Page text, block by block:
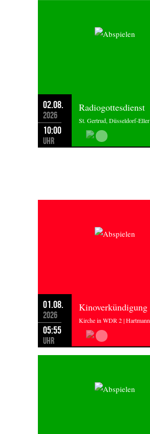
02.08.
2026
10:00
Uhr
Radiogottesdienst
St. Gertrud, Düsseldorf-Eller
01.08.
2026
05:55
Uhr
Kinoverkündigung
Kirche in WDR 2 | Hartmann